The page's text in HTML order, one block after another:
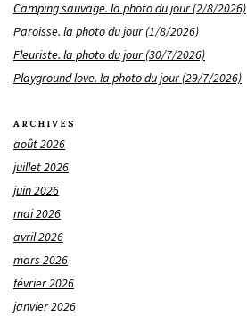
Camping sauvage. la photo du jour (2/8/2026)
Paroisse. la photo du jour (1/8/2026)
Fleuriste. la photo du jour (30/7/2026)
Playground love. la photo du jour (29/7/2026)
ARCHIVES
août 2026
juillet 2026
juin 2026
mai 2026
avril 2026
mars 2026
février 2026
janvier 2026